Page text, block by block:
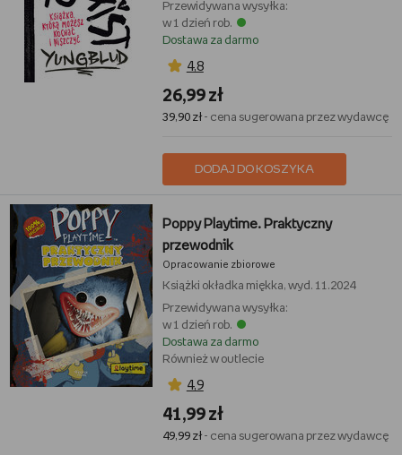
Przewidywana wysyłka:
w 1 dzień rob.
Dostawa za darmo
4,8
26,99 zł
39,90 zł- cena sugerowana przez wydawcę
DODAJ DO KOSZYKA
Poppy Playtime. Praktyczny
przewodnik
Opracowanie zbiorowe
Książki okładka miękka, wyd. 11.2024
Przewidywana wysyłka:
w 1 dzień rob.
Dostawa za darmo
Również w outlecie
4,9
41,99 zł
49,99 zł- cena sugerowana przez wydawcę